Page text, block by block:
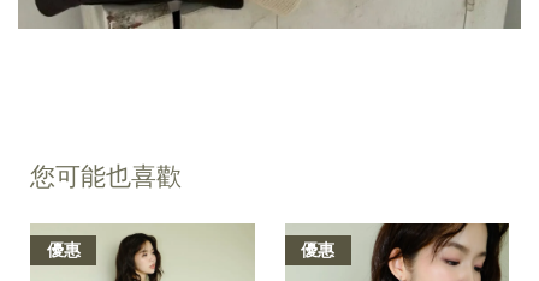
您可能也喜歡
優惠 優惠